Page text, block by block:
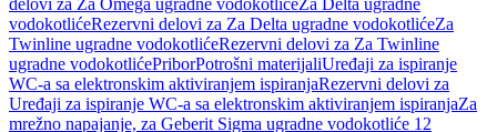
delovi za Za Omega ugradne vodokotlićeZa Delta ugradne
vodokotlićeRezervni delovi za Za Delta ugradne vodokotlićeZa
Twinline ugradne vodokotlićeRezervni delovi za Za Twinline
ugradne vodokotlićePriborPotrošni materijaliUređaji za ispiranje
WC-a sa elektronskim aktiviranjem ispiranjaRezervni delovi za
Uređaji za ispiranje WC-a sa elektronskim aktiviranjem ispiranjaZa
mrežno napajanje, za Geberit Sigma ugradne vodokotliće 12